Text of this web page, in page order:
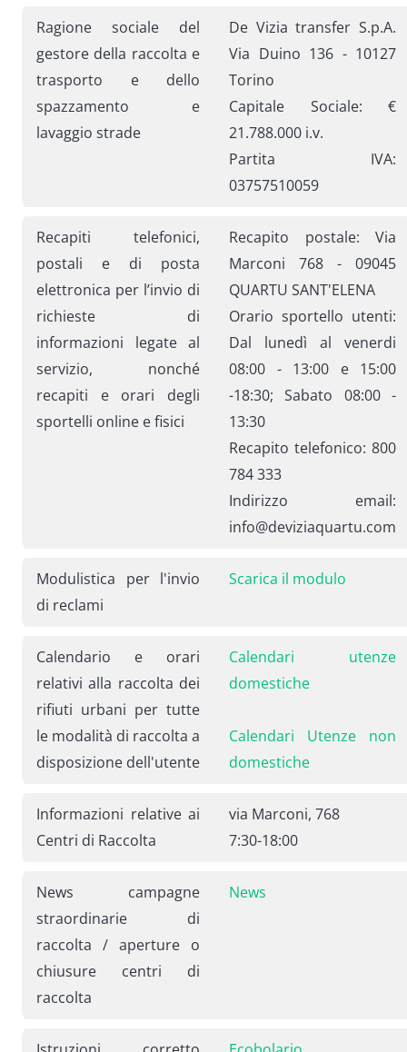
Ragione sociale del
gestore della raccolta e
trasporto e dello
spazzamento e
lavaggio strade
De Vizia transfer S.p.A.
Via Duino 136 - 10127
Torino
Capitale Sociale: €
21.788.000 i.v.
Partita IVA:
03757510059
Recapiti telefonici,
postali e di posta
elettronica per l’invio di
richieste di
informazioni legate al
servizio, nonché
recapiti e orari degli
sportelli online e fisici
Recapito postale: Via
Marconi 768 - 09045
QUARTU SANT'ELENA
Orario sportello utenti:
Dal lunedì al venerdi
08:00 - 13:00 e 15:00
-18:30; Sabato 08:00 -
13:30
Recapito telefonico: 800
784 333
Indirizzo email:
info@deviziaquartu.com
Modulistica per l'invio
di reclami
Scarica il modulo
Calendario e orari
relativi alla raccolta dei
rifiuti urbani per tutte
le modalità di raccolta a
disposizione dell'utente
Calendari utenze
domestiche
Calendari Utenze non
domestiche
Informazioni relative ai
Centri di Raccolta
via Marconi, 768
7:30-18:00
News campagne
straordinarie di
raccolta / aperture o
chiusure centri di
raccolta
News